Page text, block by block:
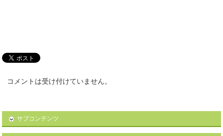
コメントは受け付けていません。
サブコンテンツ